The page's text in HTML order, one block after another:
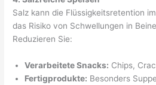
Salz kann die Flüssigkeitsretention
das Risiko von Schwellungen in
Reduzieren Sie:
Verarbeitete Snacks: Chips,
Fertigprodukte: Besonders